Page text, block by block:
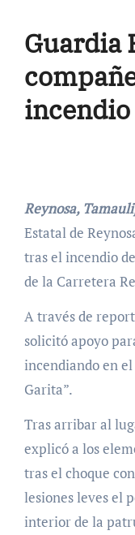
Guardia
Reynosa,
Estatal de
tras el incendio
de la Carretera
A través de
solicitó apoyo
incendiando en
Garita”.
Tras arribar al
explicó a los
tras el choque
lesiones leves el
interior de la